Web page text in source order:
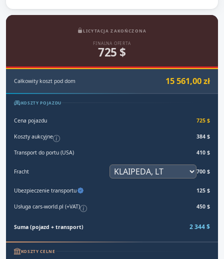
LICYTACJA ZAKOŃCZONA
FINALNA OFERTA
725 $
Całkowity koszt pod dom 15 561,00 zł
KOSZTY POJAZDU
Cena pojazdu 725 $
Koszty aukcyjne 384 $
Transport do portu (USA) 410 $
Fracht 700 $
Ubezpieczenie transportu 125 $
Usługa cars-world.pl (+VAT) 450 $
Suma (pojazd + transport) 2 344 $
KOSZTY CELNE